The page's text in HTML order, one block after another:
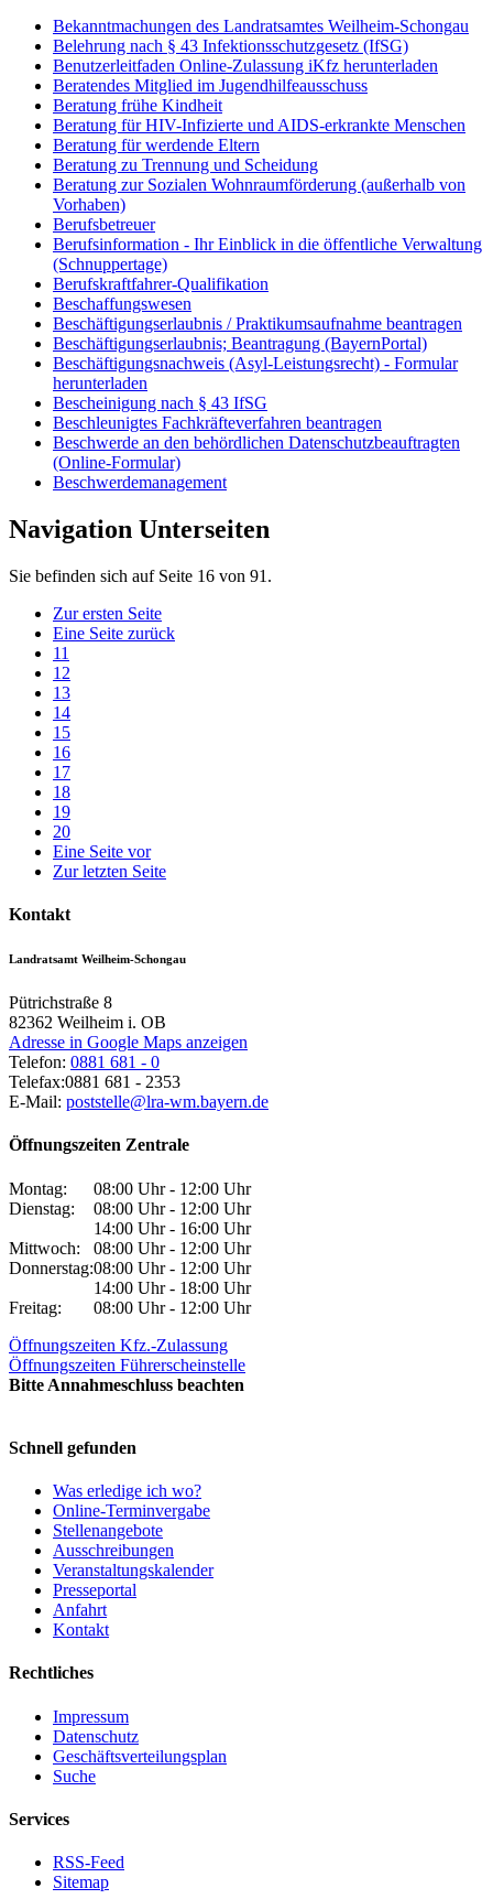
Bekanntmachungen des Landratsamtes Weilheim-Schongau
Belehrung nach § 43 Infektionsschutzgesetz (IfSG)
Benutzerleitfaden Online-Zulassung iKfz herunterladen
Beratendes Mitglied im Jugendhilfeausschuss
Beratung frühe Kindheit
Beratung für HIV-Infizierte und AIDS-erkrankte Menschen
Beratung für werdende Eltern
Beratung zu Trennung und Scheidung
Beratung zur Sozialen Wohnraumförderung (außerhalb von
Vorhaben)
Berufsbetreuer
Berufsinformation - Ihr Einblick in die öffentliche Verwaltung
(Schnuppertage)
Berufskraftfahrer-Qualifikation
Beschaffungswesen
Beschäftigungserlaubnis / Praktikumsaufnahme beantragen
Beschäftigungserlaubnis; Beantragung (BayernPortal)
Beschäftigungsnachweis (Asyl-Leistungsrecht) - Formular
herunterladen
Bescheinigung nach § 43 IfSG
Beschleunigtes Fachkräfteverfahren beantragen
Beschwerde an den behördlichen Datenschutzbeauftragten
(Online-Formular)
Beschwerdemanagement
Navigation Unterseiten
Sie befinden sich auf Seite 16 von 91.
Zur ersten Seite
Eine Seite zurück
11
12
13
14
15
16
17
18
19
20
Eine Seite vor
Zur letzten Seite
Kontakt
Landratsamt Weilheim-Schongau
Pütrichstraße 8
82362 Weilheim i. OB
Adresse in Google Maps anzeigen
Telefon: 0881 681 - 0
Telefax:0881 681 - 2353
E-Mail: poststelle@lra-wm.bayern.de
Öffnungszeiten Zentrale
Montag:
08:00 Uhr - 12:00 Uhr
Dienstag:
08:00 Uhr - 12:00 Uhr
14:00 Uhr - 16:00 Uhr
Mittwoch:
08:00 Uhr - 12:00 Uhr
Donnerstag:08:00 Uhr - 12:00 Uhr
14:00 Uhr - 18:00 Uhr
Freitag:
08:00 Uhr - 12:00 Uhr
Öffnungszeiten Kfz.-Zulassung
Öffnungszeiten Führerscheinstelle
Bitte Annahmeschluss beachten
Schnell gefunden
Was erledige ich wo?
Online-Terminvergabe
Stellenangebote
Ausschreibungen
Veranstaltungskalender
Presseportal
Anfahrt
Kontakt
Rechtliches
Impressum
Datenschutz
Geschäftsverteilungsplan
Suche
Services
RSS-Feed
Sitemap